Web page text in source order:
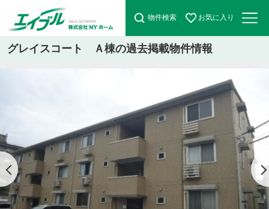
物件検索 お気に入り
グレイスコート Ａ棟の過去掲載物件情報